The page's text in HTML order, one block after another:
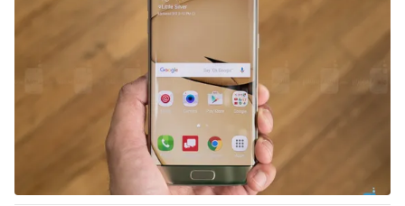
Y tế
Thế giới
Thế giới đó đây
Câu chuyện quốc tế
Kinh tế
Thị trường
Dữ liệu và đời sống